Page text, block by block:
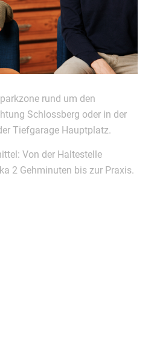
rund um den
Schlossberg oder in der
Tiefgarage Hauptplatz.
Von der Haltestelle
2 Gehminuten bis zur Praxis.